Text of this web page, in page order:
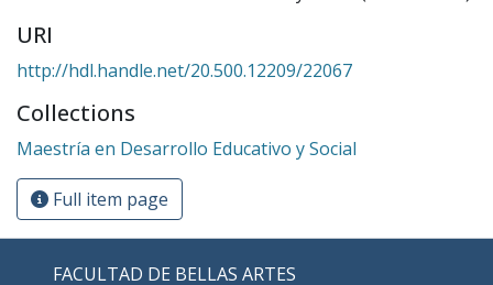
URI
http://hdl.handle.net/20.500.12209/22067
Collections
Maestría en Desarrollo Educativo y Social
Full item page
FACULTAD DE BELLAS ARTES